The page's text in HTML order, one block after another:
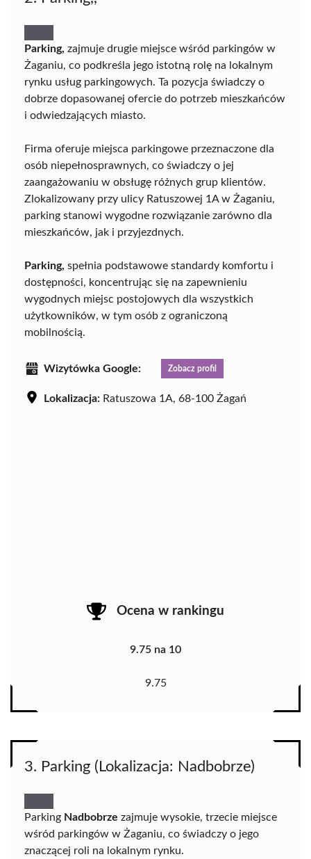
Parking, zajmuje drugie miejsce wśród parkingów w
Żaganiu, co podkreśla jego istotną rolę na lokalnym
rynku usług parkingowych. Ta pozycja świadczy o
dobrze dopasowanej ofercie do potrzeb mieszkańców
i odwiedzających miasto.
Firma oferuje miejsca parkingowe przeznaczone dla
osób niepełnosprawnych, co świadczy o jej
zaangażowaniu w obsługę różnych grup klientów.
Zlokalizowany przy ulicy Ratuszowej 1A w Żaganiu,
parking stanowi wygodne rozwiązanie zarówno dla
mieszkańców, jak i przyjezdnych.
Parking, spełnia podstawowe standardy komfortu i
dostępności, koncentrując się na zapewnieniu
wygodnych miejsc postojowych dla wszystkich
użytkowników, w tym osób z ograniczoną
mobilnością.
Wizytówka Google: Zobacz profil
Lokalizacja: Ratuszowa 1A, 68-100 Żagań
Ocena w rankingu
9.75 na 10
9.75
3. Parking (Lokalizacja: Nadbobrze)
Parking Nadbobrze zajmuje wysokie, trzecie miejsce
wśród parkingów w Żaganiu, co świadczy o jego
znaczącej roli na lokalnym rynku.